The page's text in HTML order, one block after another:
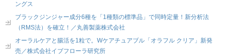
ングス
ブラックジンジャー成分6種を「1種類の標準品」で同時定量！新分析法
（RMS法）を確立！／丸善製薬株式会社
オーラルケアと腸活を1粒で。Wケアチュアブル「オラフル クリア」新発
売／株式会社イブフローラ研究所